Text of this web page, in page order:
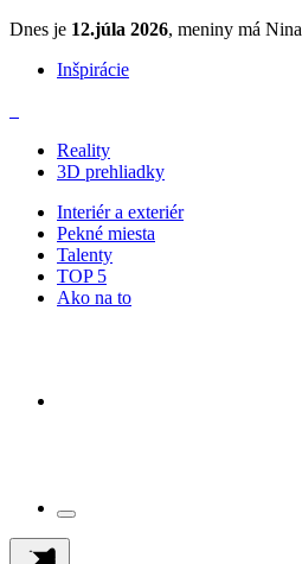
Dnes je 12.júla 2026, meniny má Nina
Inšpirácie
Reality
3D prehliadky
Interiér a exteriér
Pekné miesta
Talenty
TOP 5
Ako na to